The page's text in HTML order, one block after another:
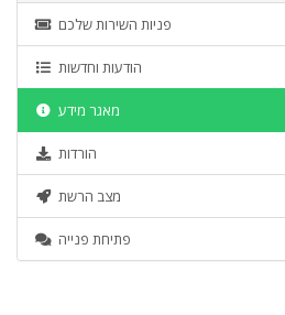
פניות השירות שלכם
הודעות וחדשות
מאגר מידע
הורדות
מצב הרשת
פתיחת פנייה